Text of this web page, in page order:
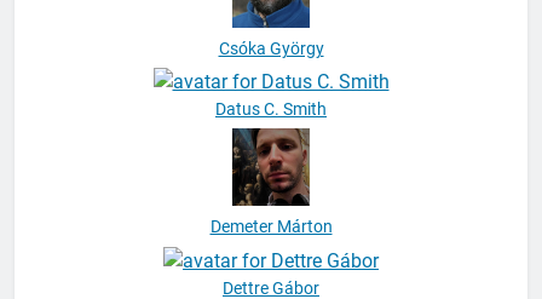
Csóka György
Datus C. Smith
Demeter Márton
Dettre Gábor